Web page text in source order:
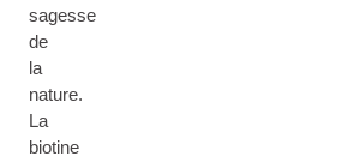
sagesse
de
la
nature.
La
biotine